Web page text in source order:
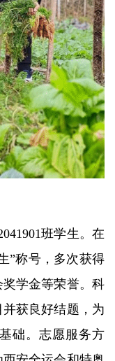
班学生。在
”称号，多次获得
学金等荣誉。科
获良好结题，为
础。志愿服务方